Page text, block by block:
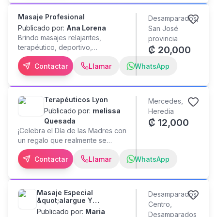
Masaje Profesional
Publicado por: Ana Lorena
Brindo masajes relajantes,
terapéutico, deportivo,
Descontracturante, sensitivo,
depilación por zonas, piedras
calientes.
Contactar Llamar WhatsApp
Desamparados,
San José
provincia
₡ 20,000
Terapéuticos Lyon
Publicado por: melissa
Quesada
¡Celebra el Día de las Madres con
un regalo que realmente se
disfruta! Este Día de las Madres
sorprende a esa mujer tan
especial con un momento de
relajación, bienestar y cuidado
personal. Promoción especial:
Masaje relajante + limpieza facial.
Atención con cita previa y cupos
Contactar Llamar WhatsApp
Mercedes,
Heredia
₡ 12,000
Masaje Especial
&quot;alargue Y
Penales&quot;
Publicado por: Maria
Desamparados
Centro,
Desamparados